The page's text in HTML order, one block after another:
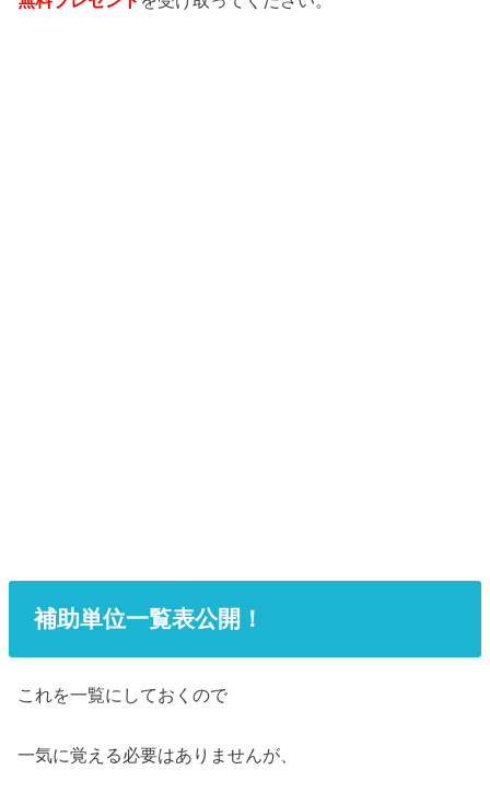
補助単位一覧表公開！
これを一覧にしておくので
一気に覚える必要はありませんが、